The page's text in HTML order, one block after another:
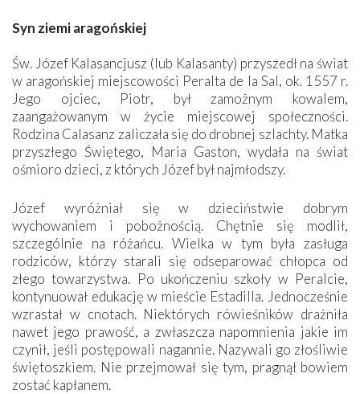
Syn ziemi aragońskiej
Św. Józef Kalasancjusz (lub Kalasanty) przyszedł na świat
w aragońskiej miejscowości Peralta de la Sal, ok. 1557 r.
Jego ojciec, Piotr, był zamożnym kowalem,
zaangażowanym w życie miejscowej społeczności.
Rodzina Calasanz zaliczała się do drobnej szlachty. Matka
przyszłego Świętego, Maria Gaston, wydała na świat
ośmioro dzieci, z których Józef był najmłodszy.
Józef wyróżniał się w dzieciństwie dobrym
wychowaniem i pobożnością. Chętnie się modlił,
szczególnie na różańcu. Wielka w tym była zasługa
rodziców, którzy starali się odseparować chłopca od
złego towarzystwa. Po ukończeniu szkoły w Peralcie,
kontynuował edukację w mieście Estadilla. Jednocześnie
wzrastał w cnotach. Niektórych rówieśników drażniła
nawet jego prawość, a zwłaszcza napomnienia jakie im
czynił, jeśli postępowali nagannie. Nazywali go złośliwie
świętoszkiem. Nie przejmował się tym, pragnął bowiem
zostać kapłanem.